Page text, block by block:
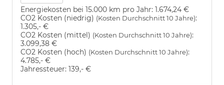
Energiekosten bei 15.000 km pro Jahr: 1.674,24 €
CO2 Kosten (niedrig) (Kosten Durchschnitt 10 Jahre):
1.305,- €
CO2 Kosten (mittel) (Kosten Durchschnitt 10 Jahre):
3.099,38 €
CO2 Kosten (hoch) (Kosten Durchschnitt 10 Jahre):
4.785,- €
Jahressteuer: 139,- €